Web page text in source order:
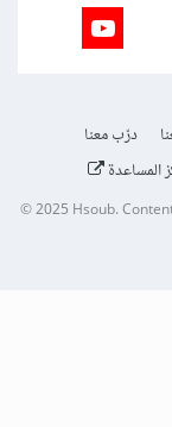
درّب معنا
المساعدة
© 2025Hsoub.